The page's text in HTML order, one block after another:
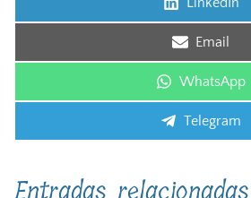
Compartir
Email
Compartir
WhatsApp
Compartir
Telegram